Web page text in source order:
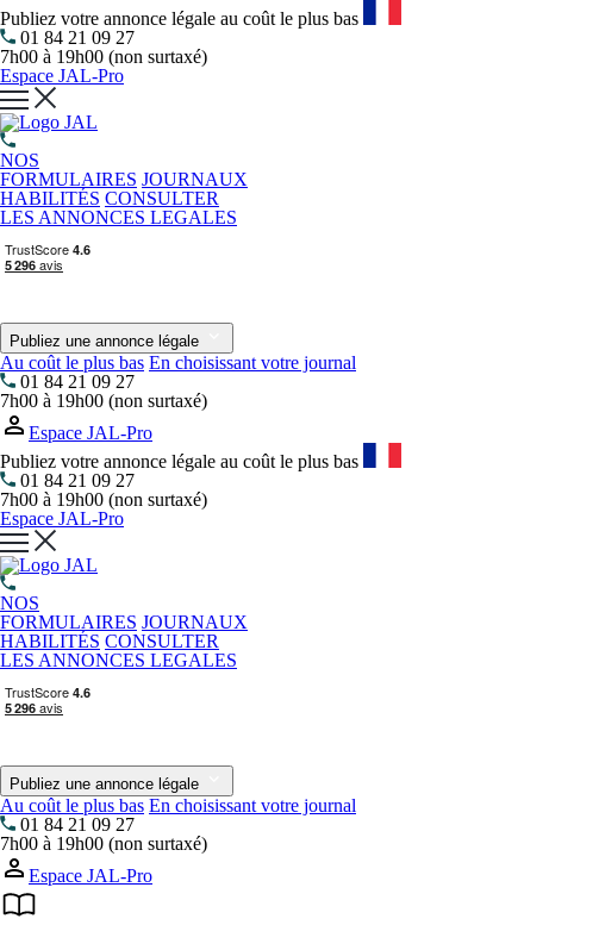
Publiez votre annonce légale au coût le plus bas
01 84 21 09 27
7h00 à 19h00 (non surtaxé)
Espace JAL-Pro
NOS
FORMULAIRES JOURNAUX
HABILITÉS CONSULTER
LES ANNONCES LEGALES
Publiez une annonce légale
Au coût le plus bas En choisissant votre journal
01 84 21 09 27
7h00 à 19h00 (non surtaxé)
Espace JAL-Pro
Publiez votre annonce légale au coût le plus bas
01 84 21 09 27
7h00 à 19h00 (non surtaxé)
Espace JAL-Pro
NOS
FORMULAIRES JOURNAUX
HABILITÉS CONSULTER
LES ANNONCES LEGALES
Publiez une annonce légale
Au coût le plus bas En choisissant votre journal
01 84 21 09 27
7h00 à 19h00 (non surtaxé)
Espace JAL-Pro